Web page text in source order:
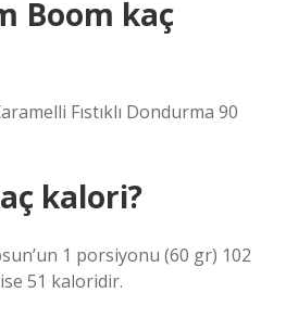
Boom kaç
Fıstıklı Dondurma 90
kalori?
1 porsiyonu (60 gr) 102
51 kaloridir.